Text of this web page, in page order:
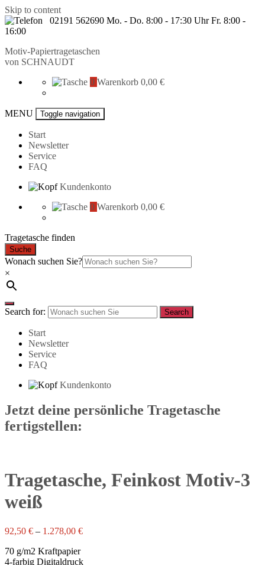
Skip to content
02191 562690 Mo. - Do. 8:00 - 17:30 Uhr Fr. 8:00 -
16:00
Motiv-Papiertragetaschen
von SCHNAUDT
0 Warenkorb 0,00 €
MENU Toggle navigation
Start
Newsletter
Service
FAQ
Kundenkonto
0 Warenkorb 0,00 €
Tragetasche finden
Suche
Wonach suchen Sie?
×
Search for: Search
Start
Newsletter
Service
FAQ
Kundenkonto
Jetzt deine persönliche Tragetasche
fertigstellen:
Tragetasche, Feinkost Motiv-3
weiß
92,50 € – 1.278,00 €
70 g/m2 Kraftpapier
4-farbig Digitaldruck